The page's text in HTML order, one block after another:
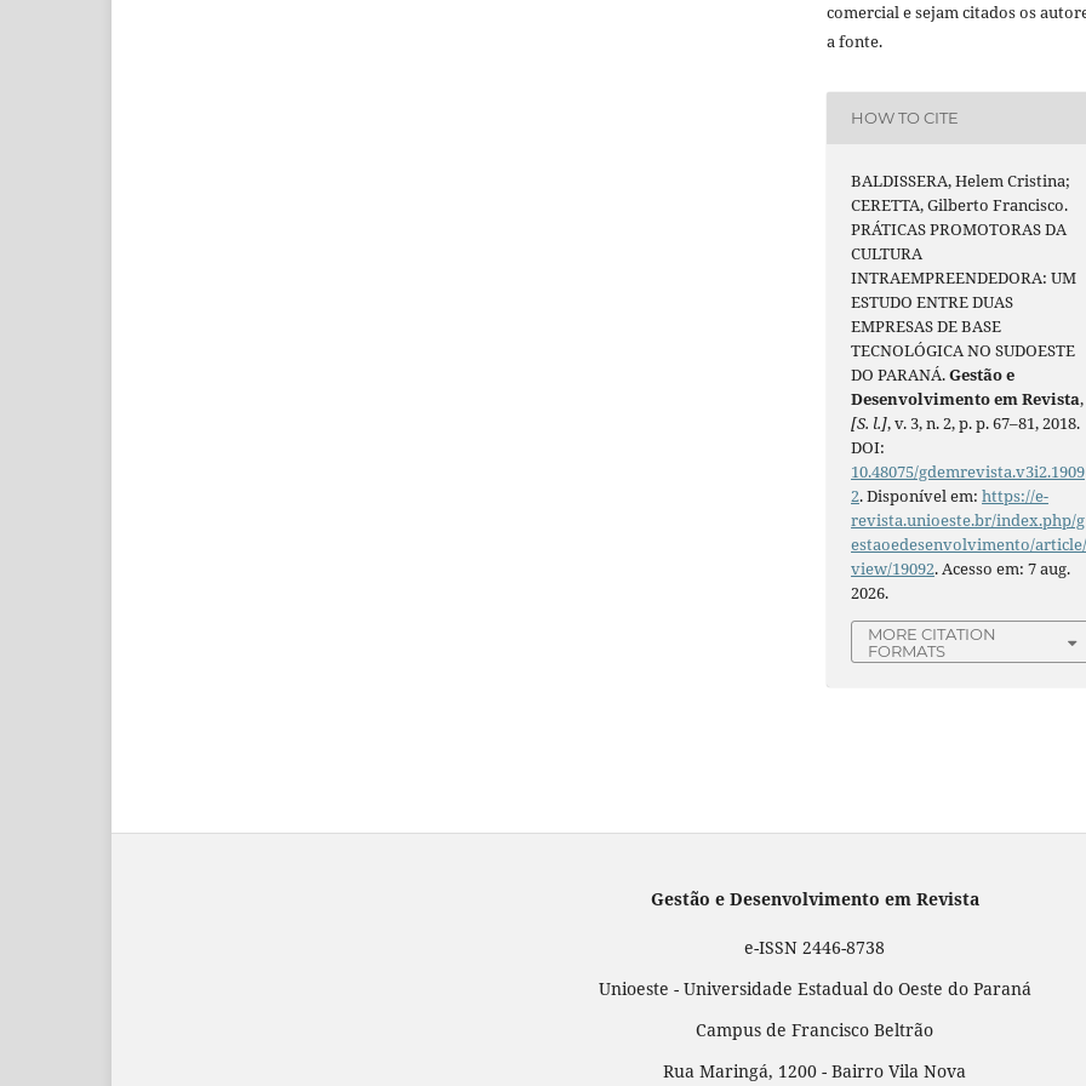
comercial e sejam citados os
a fonte.
HOW TO CITE
BALDISSERA, Helem Cristina;
CERETTA, Gilberto Francisco.
PRÁTICAS PROMOTORAS DA
CULTURA
INTRAEMPREENDEDORA: UM
ESTUDO ENTRE DUAS
EMPRESAS DE BASE
TECNOLÓGICA NO SUDOESTE
DO PARANÁ.Gestão e
Desenvolvimento em Revista,
[S. l.], v. 3, n. 2, p. p. 67–81, 2018.
DOI:
10.48075/gdemrevista.v3i2.1909
2. Disponível em:https://e-
revista.unioeste.br/index.php/g
estaoedesenvolvimento/
view/19092. Acesso em: 7 aug.
2026.
MORE CITATION
FORMATS
Gestão e Desenvolvimento em Revista
e-ISSN 2446-8738
Unioeste - Universidade Estadual do Oeste do Paraná
Campus de Francisco Beltrão
Rua Maringá, 1200 - Bairro Vila Nova